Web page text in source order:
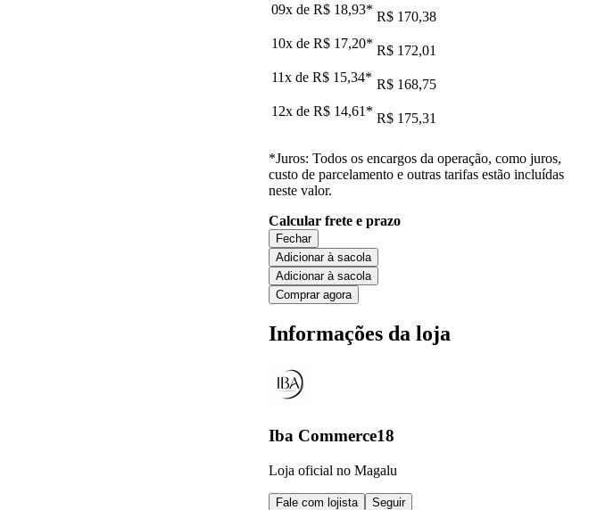
09x de R$ 18,93* R$ 170,38
10x de R$ 17,20* R$ 172,01
11x de R$ 15,34* R$ 168,75
12x de R$ 14,61 * R$ 175,31
*Juros: Todos os encargos da operação, como juros,
custo de parcelamento e outras tarifas estão incluídas
neste valor.
Calcular frete e prazo
Fechar
Adicionar à sacola
Adicionar à sacola
Comprar agora
Informações da loja
Iba Commerce18
Loja oficial no Magalu
Fale com lojista Seguir